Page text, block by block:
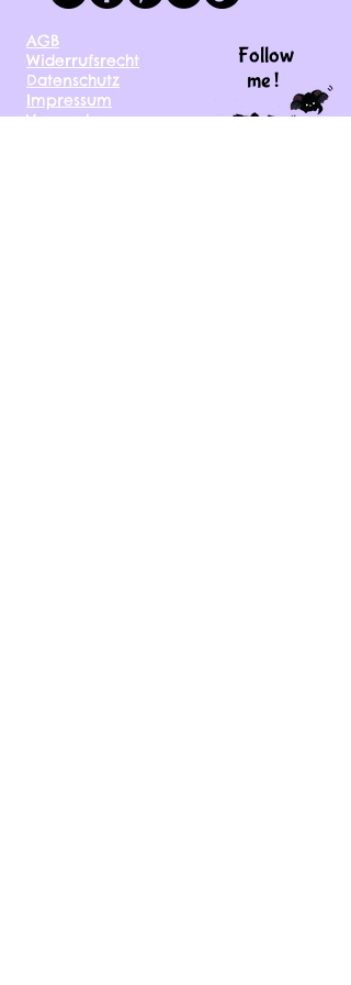
AGB
Widerrufsrecht
Datenschutz
Impressum
Versand
Follow
me !